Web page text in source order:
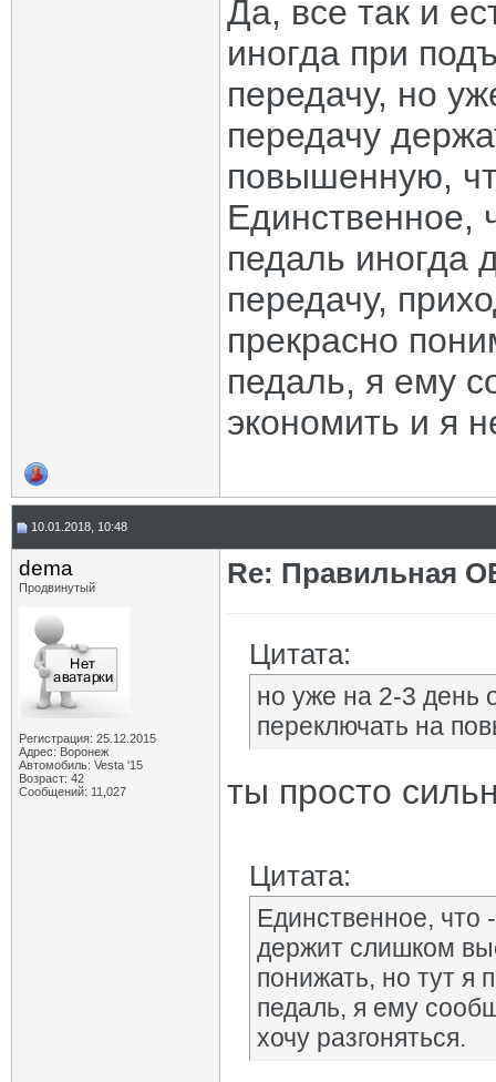
Да, все так и
иногда при
передачу, но
передачу
повышенную,
Единственное,
педаль иногда
передачу,
прекрасно
педаль, я ему
экономить и я
10.01.2018, 10:48
dema
Продвинутый
Регистрация: 25.12.2015
Адрес: Воронеж
Автомобиль: Vesta '15
Возраст: 42
Сообщений: 11,027
Re: Правильная
Цитата:
но уже на 2-3 день
переключать на
ты просто
Цитата:
Единственное, что
держит слишком
понижать, но тут я
педаль, я ему
хочу разгоняться.